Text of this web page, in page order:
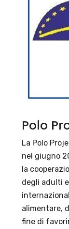
Polo
La Polo
nel giugno
la
degli adulti
alimentare,
fine di